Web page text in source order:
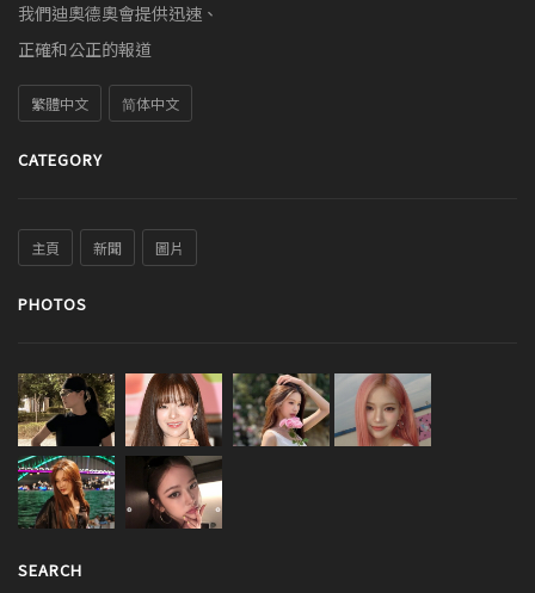
我們迪奧德奧會提供迅速、
正確和公正的報道
繁體中文 简体中文
CATEGORY
主頁 新聞 圖片
PHOTOS
SEARCH